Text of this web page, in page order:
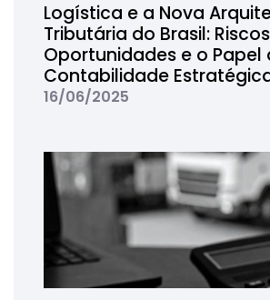
Logística e a Nova
Tributária do Brasil:
Oportunidades e o Papel
Contabilidade
16/06/2025